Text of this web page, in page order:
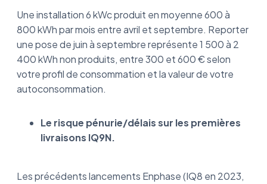
Une installation 6 kWc produit en moyenne 600 à
800 kWh par mois entre avril et septembre. Reporter
une pose de juin à septembre représente 1 500 à 2
400 kWh non produits, entre 300 et 600 € selon
votre profil de consommation et la valeur de votre
autoconsommation.
Le risque pénurie/délais sur les premières
livraisons IQ9N.
Les précédents lancements Enphase (IQ8 en 2023,